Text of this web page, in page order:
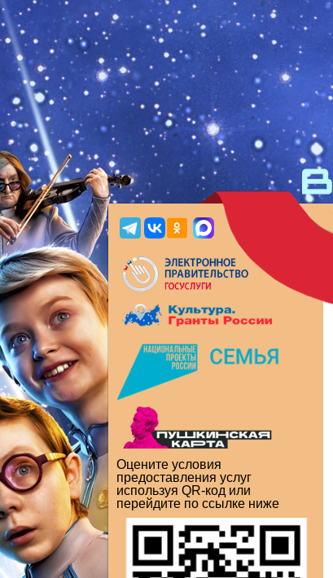
Оцените условия
предоставления услуг
используя QR-код или
перейдите по ссылке ниже